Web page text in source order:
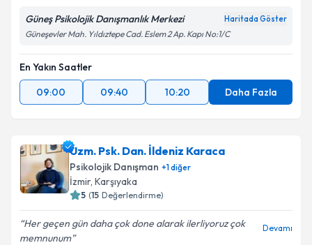
Güneş Psikolojik Danışmanlık Merkezi Haritada Göster
Güneşevler Mah. Yıldıztepe Cad. Eslem 2 Ap. Kapı No:1/C
En Yakın Saatler
09:00
09:40 10:20 Daha Fazla
Uzm. Psk. Dan. İldeniz Karaca
Psikolojik Danışman +1diğer
İzmir, Karşıyaka
5 (15 Değerlendirme)
Her geçen gün daha çok done alarak ilerliyoruz çok
memnunum
Devamı